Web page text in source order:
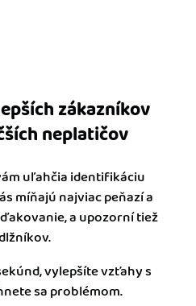
zákazníkov
neplatičov
uľahčia identifikáciu
míňajú najviac peňazí a
a upozorní tiež
vylepšíte vzťahy s
sa problémom.